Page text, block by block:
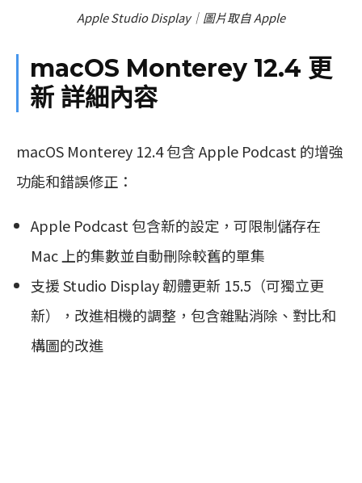
Apple Studio Display｜圖片取自 Apple
macOS Monterey 12.4 更
新 詳細內容
macOS Monterey 12.4 包含 Apple Podcast 的增強
功能和錯誤修正：
Apple Podcast 包含新的設定，可限制儲存在
Mac 上的集數並自動刪除較舊的單集
支援 Studio Display 韌體更新 15.5（可獨立更
新），改進相機的調整，包含雜點消除、對比和
構圖的改進